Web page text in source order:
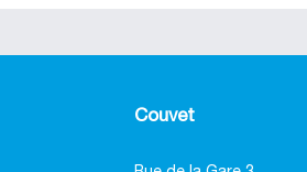
Couvet